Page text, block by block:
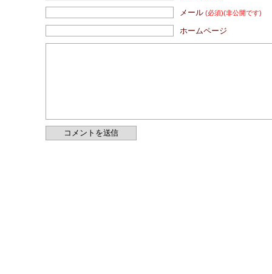
メール (必須)(非公開です)
ホームページ